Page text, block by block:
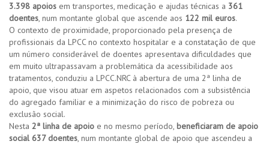
3.398 apoios em transportes, medicação e ajudas técnicas a 361
doentes, num montante global que ascende aos 122 mil euros.
O contexto de proximidade, proporcionado pela presença de
profissionais da LPCC no contexto hospitalar e a constatação de que
um número considerável de doentes apresentava dificuldades que
em muito ultrapassavam a problemática da acessibilidade aos
tratamentos, conduziu a LPCC.NRC à abertura de uma 2ª linha de
apoio, que visou atuar em aspetos relacionados com a subsistência
do agregado familiar e a minimização do risco de pobreza ou
exclusão social.
Nesta 2ª linha de apoio e no mesmo período, beneficiaram de apoio
social 637 doentes, num montante global de apoio que ascendeu a